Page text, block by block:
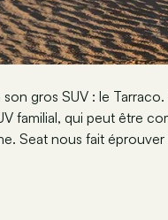
gros SUV : le
familial, qui peut être
Seat nous fait